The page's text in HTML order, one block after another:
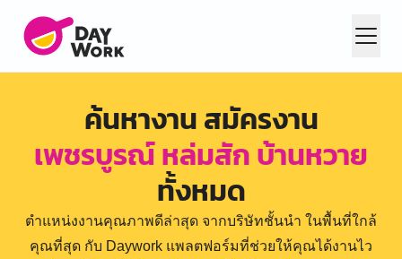
ค้นหางาน สมัครงาน
เพชรบูรณ์ หล่มสัก บ้านหวาย
ทั้งหมด
ตำแหน่งงานคุณภาพดีล่าสุด จากบริษัทชั้นนำ ในพื้นที่ใกล้
คุณที่สุด กับ Daywork แพลตฟอร์มที่ช่วยให้คุณได้งานไว